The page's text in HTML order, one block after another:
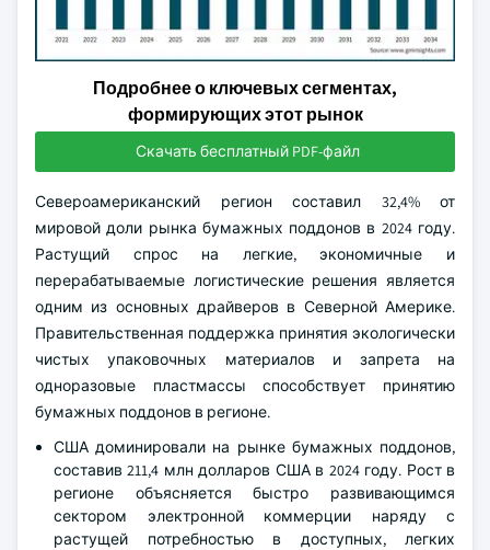
Подробнее о ключевых сегментах,
формирующих этот рынок
Скачать бесплатный PDF-файл
Североамериканский регион составил 32,4% от
мировой доли рынка бумажных поддонов в 2024 году.
Растущий спрос на легкие, экономичные и
перерабатываемые логистические решения является
одним из основных драйверов в Северной Америке.
Правительственная поддержка принятия экологически
чистых упаковочных материалов и запрета на
одноразовые пластмассы способствует принятию
бумажных поддонов в регионе.
США доминировали на рынке бумажных поддонов,
составив 211,4 млн долларов США в 2024 году. Рост в
регионе объясняется быстро развивающимся
сектором электронной коммерции наряду с
растущей потребностью в доступных, легких